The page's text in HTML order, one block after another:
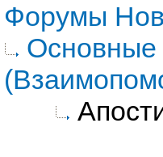
Форумы
Основные